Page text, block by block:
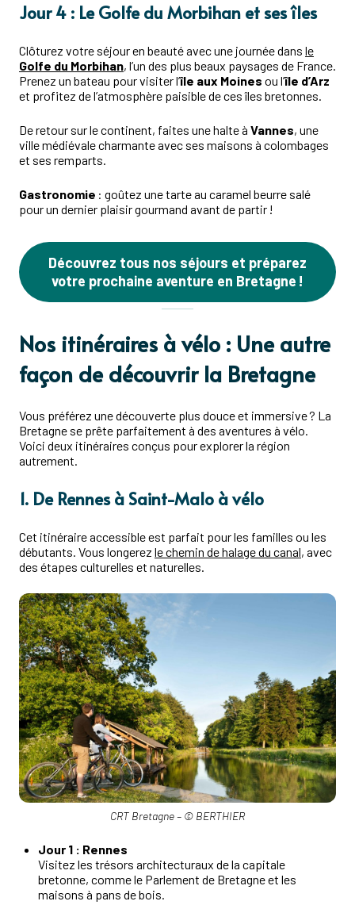
Jour 4 : Le Golfe du Morbihan et ses îles
Clôturez votre séjour en beauté avec une journée dans le
Golfe du Morbihan, l’un des plus beaux paysages de France.
Prenez un bateau pour visiter l’île aux Moines ou l’île d’Arz
et profitez de l’atmosphère paisible de ces îles bretonnes.
De retour sur le continent, faites une halte à Vannes, une
ville médiévale charmante avec ses maisons à colombages
et ses remparts.
Gastronomie : goûtez une tarte au caramel beurre salé
pour un dernier plaisir gourmand avant de partir !
Découvrez tous nos séjours et préparez
votre prochaine aventure en Bretagne !
Nos itinéraires à vélo : Une autre
façon de découvrir la Bretagne
Vous préférez une découverte plus douce et immersive ? La
Bretagne se prête parfaitement à des aventures à vélo.
Voici deux itinéraires conçus pour explorer la région
autrement.
1. De Rennes à Saint-Malo à vélo
Cet itinéraire accessible est parfait pour les familles ou les
débutants. Vous longerez le chemin de halage du canal, avec
des étapes culturelles et naturelles.
CRT Bretagne – © BERTHIER
Jour 1 : Rennes
Visitez les trésors architecturaux de la capitale
bretonne, comme le Parlement de Bretagne et les
maisons à pans de bois.